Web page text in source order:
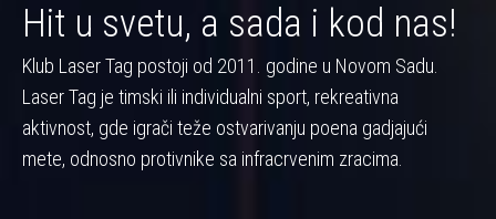
Hit u svetu, a sada i kod nas!
Klub Laser Tag postoji od 2011. godine u Novom Sadu.
Laser Tag je timski ili individualni sport, rekreativna
aktivnost, gde igrači teže ostvarivanju poena gadjajući
mete, odnosno protivnike sa infracrvenim zracima.